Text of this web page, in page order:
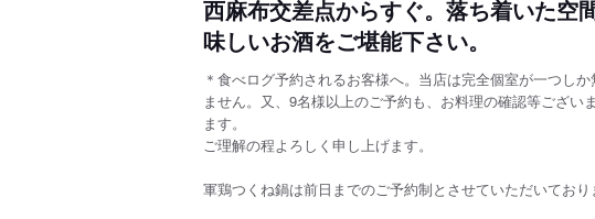
西麻布交差点からすぐ。落ち着いた空
味しいお酒をご堪能下さい。
＊食べログ予約されるお客様へ。当店は完全個室が一つし
ません。又、9名様以上のご予約も、お料理の確認等ござい
ます。
ご理解の程よろしく申し上げます。
軍鶏つくね鍋は前日までのご予約制とさせていただいており